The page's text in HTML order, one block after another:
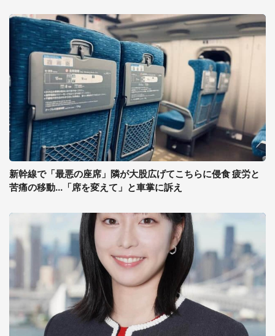
新幹線で「最悪の座席」隣が大股広げてこちらに侵食 疲労と
苦痛の移動...「席を変えて」と車掌に訴え